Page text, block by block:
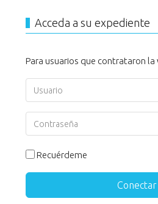
Acceda a su expediente
Para usuarios que contrataron la
Usuario
Contraseña
Recuérdeme
Conectar